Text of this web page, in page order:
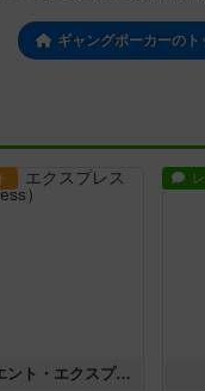
ギャングポーカーのト
トランスオリエント・エクスプレス